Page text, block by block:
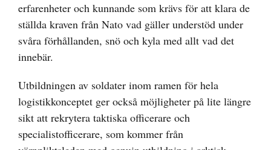
erfarenheter och kunnande som krävs för att klara de
ställda kraven från Nato vad gäller understöd under
svåra förhållanden, snö och kyla med allt vad det
innebär.
Utbildningen av soldater inom ramen för hela
logistikkonceptet ger också möjligheter på lite längre
sikt att rekrytera taktiska officerare och
specialistofficerare, som kommer från